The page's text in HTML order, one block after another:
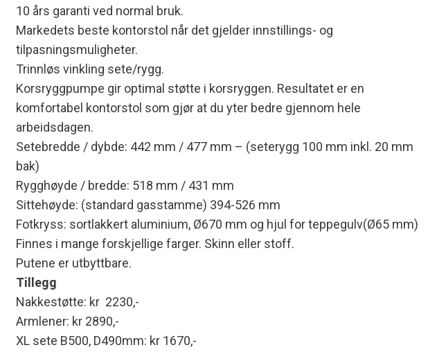
10 års garanti ved normal bruk.
Markedets beste kontorstol når det gjelder innstillings- og
tilpasningsmuligheter.
Trinnløs vinkling sete/rygg.
Korsryggpumpe gir optimal støtte i korsryggen. Resultatet er en
komfortabel kontorstol som gjør at du yter bedre gjennom hele
arbeidsdagen.
Setebredde / dybde: 442 mm / 477 mm – (seterygg 100 mm inkl. 20 mm
bak)
Rygghøyde / bredde: 518 mm / 431 mm
Sittehøyde: (standard gasstamme) 394-526 mm
Fotkryss: sortlakkert aluminium, Ø670 mm og hjul for teppegulv(Ø65 mm)
Finnes i mange forskjellige farger. Skinn eller stoff.
Putene er utbyttbare.
Tillegg
Nakkestøtte: kr 2230,-
Armlener: kr 2890,-
XL sete B500, D490mm: kr 1670,-